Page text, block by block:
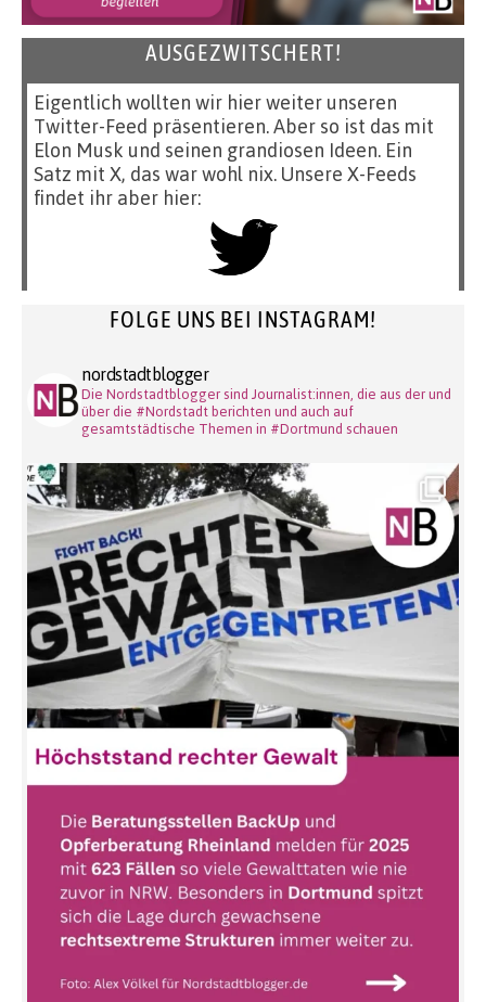
AUSGEZWITSCHERT!
Eigentlich wollten wir hier weiter unseren
Twitter-Feed präsentieren. Aber so ist das mit
Elon Musk und seinen grandiosen Ideen. Ein
Satz mit X, das war wohl nix. Unsere X-Feeds
findet ihr aber hier:
FOLGE UNS BEI INSTAGRAM!
nordstadtblogger
Die Nordstadtblogger sind Journalist:innen, die aus der und
über die #Nordstadt berichten und auch auf
gesamtstädtische Themen in #Dortmund schauen